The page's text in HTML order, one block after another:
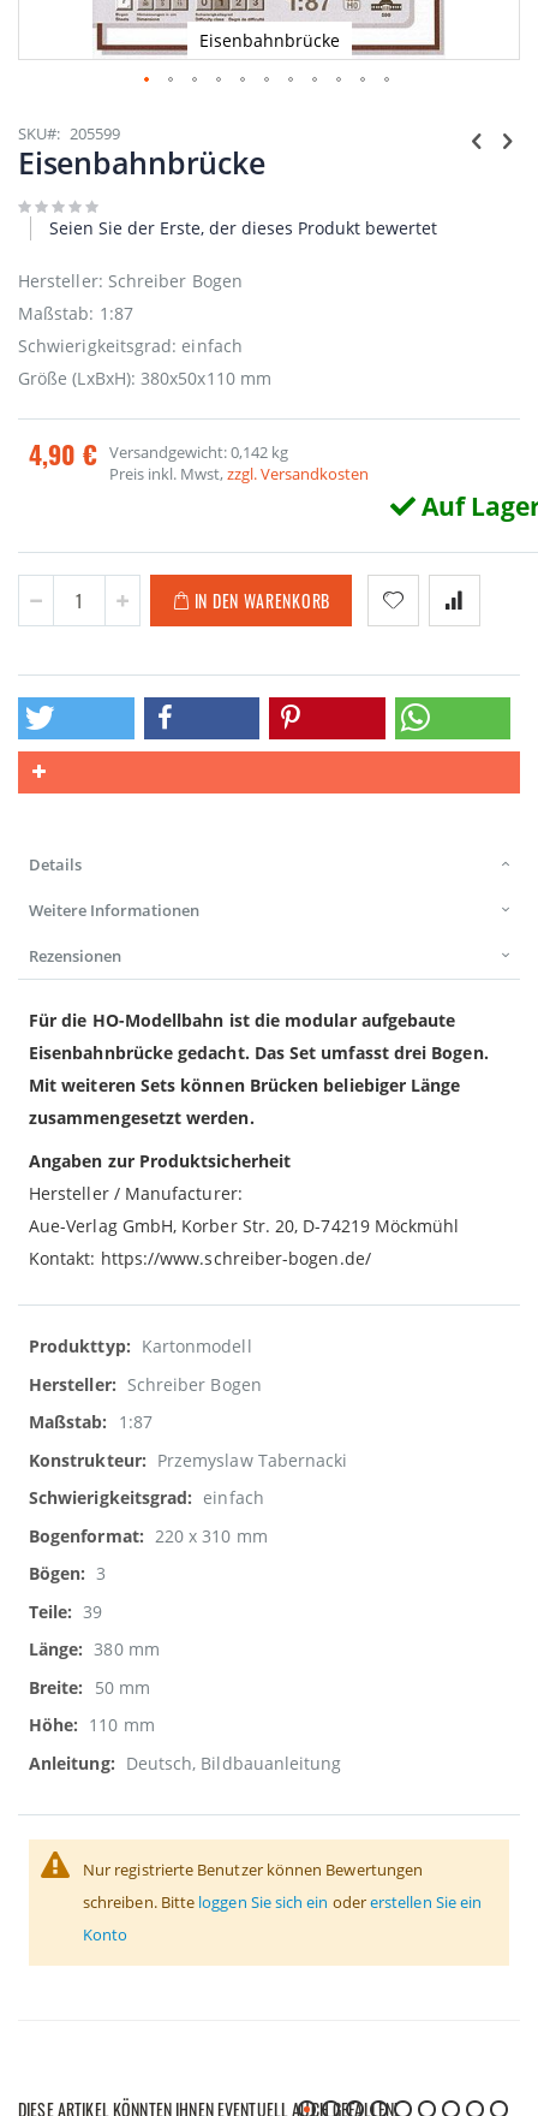
Eisenbahnbrücke
Anfang
der
Bildgalerie
SKU 205599
Eisenbahnbrücke
Seien Sie der Erste, der dieses Produkt bewertet
Hersteller: Schreiber Bogen
Maßstab: 1:87
Schwierigkeitsgrad: einfach
Größe (LxBxH): 380x50x110 mm
4,90 € Versandgewicht: 0,142 kg
Preis inkl. Mwst,zzgl. Versandkosten
Auf
IN DEN WARENKORB
Details
Weitere Informationen
Rezensionen
Für die HO-Modellbahn ist die modular aufgebaute
Eisenbahnbrücke gedacht. Das Set umfasst drei Bogen.
Mit weiteren Sets können Brücken beliebiger Länge
zusammengesetzt werden.
Angaben zur Produktsicherheit
Hersteller / Manufacturer:
Aue-Verlag GmbH, Korber Str. 20, D-74219 Möckmühl
Kontakt: https://www.schreiber-bogen.de/
Weitere
Informationen
Kartonmodell
Schreiber Bogen
1:87
Przemyslaw Tabernacki
einfach
220 x 310 mm
3
39
380 mm
50 mm
110 mm
Deutsch, Bildbauanleitung
Nur registrierte Benutzer können Bewertungen
schreiben. Bitte loggen Sie sich ein odererstellen Sie ein
Konto
DIESE ARTIKEL KÖNNTEN IHNEN EVENTUELL AUCH GEFALLEN!